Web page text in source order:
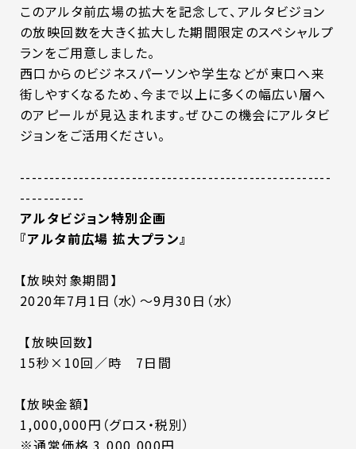
このアルタ前広場の拡大を記念して、アルタビジョン
の放映回数を大きく拡大した期間限定のスペシャルプ
ランをご用意しました。
西口からのビジネスパーソンや学生などが東口へ来
街しやすくなるため、今まで以上に多くの幅広い層へ
のアピールが見込まれます。ぜひこの機会にアルタビ
ジョンをご活用ください。
-----------------------------------------------------
-----------
アルタビジョン特別企画
『アルタ前広場 拡大プラン』
【放映対象期間】
2020年7月1日（水）～9月30日（水）
【放映回数】
15秒×10回／時 7日間
【放映金額】
1,000,000円（グロス・税別）
※通常価格 3,000,000円